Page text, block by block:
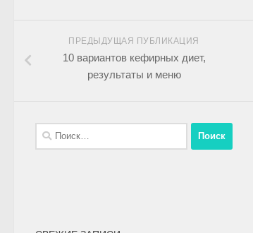
ПРЕДЫДУЩАЯ ПУБЛИКАЦИЯ
10 вариантов кефирных диет,
результаты и меню